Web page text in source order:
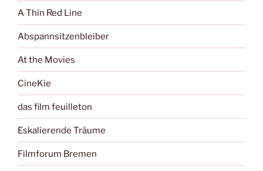
A Thin Red Line
Abspannsitzenbleiber
At the Movies
CineKie
das film feuilleton
Eskalierende Träume
Filmforum Bremen